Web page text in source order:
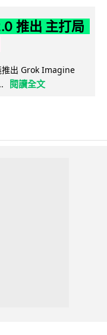
推出 主打局
推出 Grok Imagine
閱讀全文